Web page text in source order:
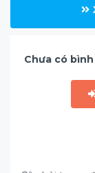
Chưa có